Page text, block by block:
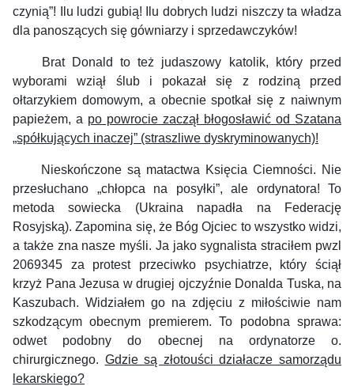
czynią”! Ilu ludzi gubią! Ilu dobrych ludzi niszczy ta władza
dla panoszących się gówniarzy i sprzedawczyków!
Brat Donald to też judaszowy katolik, który przed
wyborami wziął ślub i pokazał się z rodziną przed
ołtarzykiem domowym, a obecnie spotkał się z naiwnym
papieżem, a po powrocie zaczął błogosławić od Szatana
„spółkujących inaczej” (straszliwe dyskryminowanych)!
Nieskończone są matactwa Księcia Ciemności. Nie
przesłuchano „chłopca na posyłki”, ale ordynatora! To
metoda sowiecka (Ukraina napadła na Federację
Rosyjską). Zapomina się, że Bóg Ojciec to wszystko widzi,
a także zna nasze myśli. Ja jako sygnalista straciłem pwzl
2069345 za protest przeciwko psychiatrze, który ściął
krzyż Pana Jezusa w drugiej ojczyźnie Donalda Tuska, na
Kaszubach. Widziałem go na zdjęciu z miłościwie nam
szkodzącym obecnym premierem. To podobna sprawa:
odwet podobny do obecnej na ordynatorze o.
chirurgicznego. Gdzie są złotouści działacze samorządu
lekarskiego?